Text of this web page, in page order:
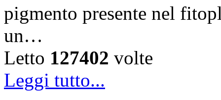
pigmento presente nel
un…
Letto 127402 volte
Leggi tutto...